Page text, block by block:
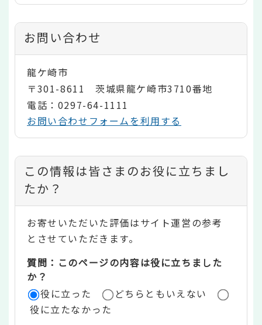
お問い合わせ
龍ケ崎市
〒301-8611 茨城県龍ケ崎市3710番地
電話：0297-64-1111
お問い合わせフォームを利用する
コ
ン
テ
ン
ツ
評
価
この情報は皆さまのお役に立ちまし
たか？
お寄せいただいた評価はサイト運営の参考
とさせていただきます。
質問：このページの内容は役に立ちました
か？
役に立った
どちらともいえない
役に立たなかった